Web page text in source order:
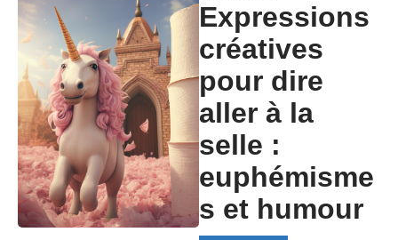
Expressions
créatives
pour dire
aller à la
selle :
euphémisme
s et humour